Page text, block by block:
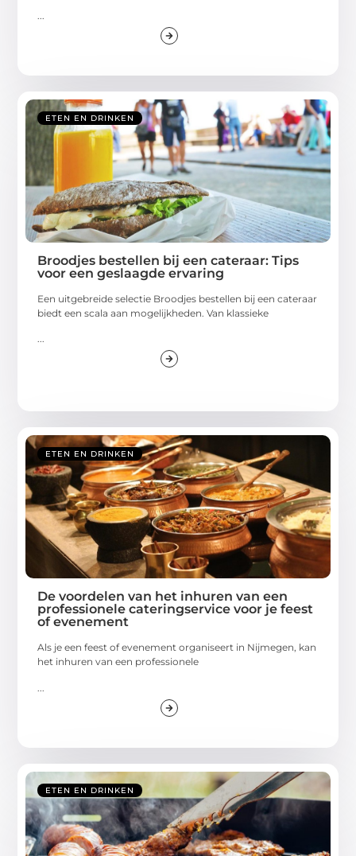
...
ETEN EN DRINKEN
Broodjes bestellen bij een cateraar: Tips
voor een geslaagde ervaring
Een uitgebreide selectie Broodjes bestellen bij een cateraar
biedt een scala aan mogelijkheden. Van klassieke
...
ETEN EN DRINKEN
De voordelen van het inhuren van een
professionele cateringservice voor je feest
of evenement
Als je een feest of evenement organiseert in Nijmegen, kan
het inhuren van een professionele
ETEN EN DRINKEN